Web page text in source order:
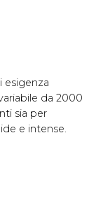
esigenza
da 2000
sia per
e intense.